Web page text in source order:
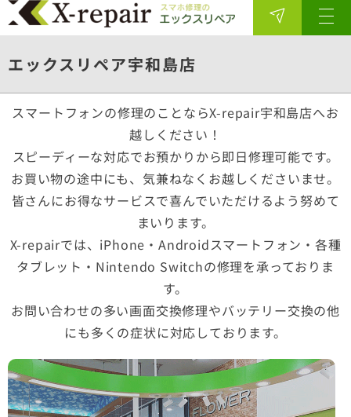
エックスリペア宇和島店
スマートフォンの修理のことならX-repair宇和島店へお
越しください！
スピーディーな対応でお預かりから即日修理可能です。
お買い物の途中にも、気兼ねなくお越しくださいませ。
皆さんにお得なサービスで喜んでいただけるよう努めて
まいります。
X-repairでは、iPhone・Androidスマートフォン・各種
タブレット・Nintendo Switchの修理を承っておりま
す。
お問い合わせの多い画面交換修理やバッテリー交換の他
にも多くの症状に対応しております。